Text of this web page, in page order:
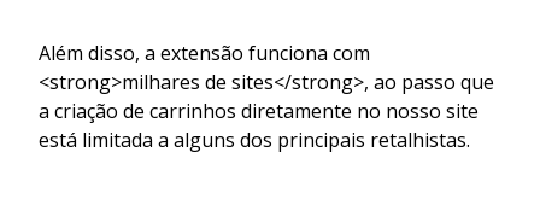
Além disso, a extensão funciona com
<strong>milhares de sites</strong>, ao passo que
a criação de carrinhos diretamente no nosso site
está limitada a alguns dos principais retalhistas.